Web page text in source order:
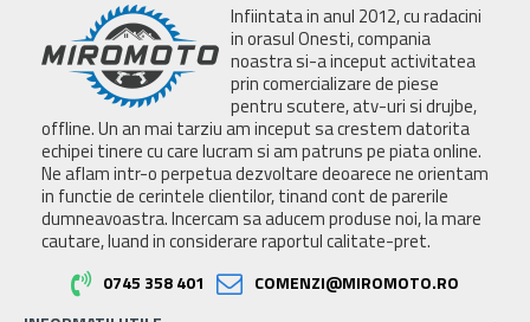
Infiintata in anul 2012, cu radacini
in orasul Onesti, compania
noastra si-a inceput activitatea
prin comercializare de piese
pentru scutere, atv-uri si drujbe,
offline. Un an mai tarziu am inceput sa crestem datorita
echipei tinere cu care lucram si am patruns pe piata online.
Ne aflam intr-o perpetua dezvoltare deoarece ne orientam
in functie de cerintele clientilor, tinand cont de parerile
dumneavoastra. Incercam sa aducem produse noi, la mare
cautare, luand in considerare raportul calitate-pret.
0745 358 401
COMENZI@MIROMOTO.RO